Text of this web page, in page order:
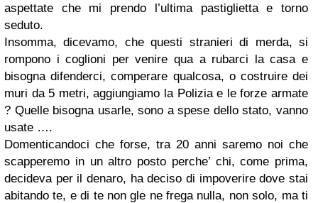
aspettate che mi prendo l’ultima pastiglietta e torno
seduto.
Insomma, dicevamo, che questi stranieri di merda, si
rompono i coglioni per venire qua a rubarci la casa e
bisogna difenderci, comperare qualcosa, o costruire dei
muri da 5 metri, aggiungiamo la Polizia e le forze armate
? Quelle bisogna usarle, sono a spese dello stato, vanno
usate ….
Domenticandoci che forse, tra 20 anni saremo noi che
scapperemo in un altro posto perche’ chi, come prima,
decideva per il denaro, ha deciso di impoverire dove stai
abitando te, e di te non gle ne frega nulla, non solo, ma ti